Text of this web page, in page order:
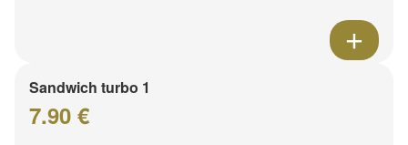
Sandwich turbo 1
7.90 €